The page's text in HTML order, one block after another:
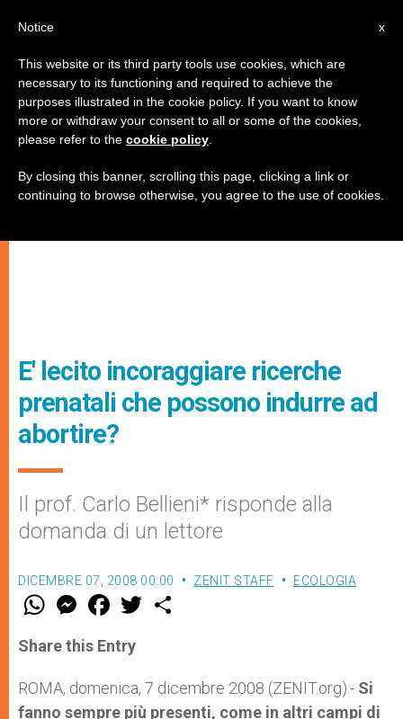
E' lecito incoraggiare ricerche
prenatali che possono indurre ad
abortire?
Il prof. Carlo Bellieni* risponde alla
domanda di un lettore
DICEMBRE 07, 2008 00:00 ZENIT STAFF ECOLOGIA
W
t
s
p
p
M
e
s
e
g
e
r
F
a
e
b
o
k
w
r
Share this Entry
ROMA, domenica, 7 dicembre 2008 (ZENIT.org).- Si
fanno sempre più presenti, come in altri campi di
x
Notice
This website or its third party tools use cookies, which are
necessary to its functioning and required to achieve the
purposes illustrated in the cookie policy. If you want to know
more or withdraw your consent to all or some of the cookies,
please refer to the cookie policy
By closing this banner, scrolling this page, clicking a link or
continuing to browse otherwise, you agree to the use of cookies.